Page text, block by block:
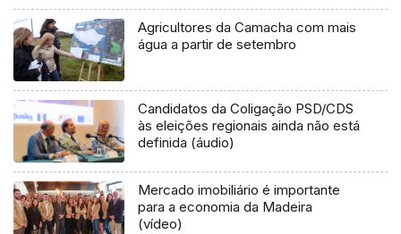
Agricultores da Camacha com mais
água a partir de setembro
Candidatos da Coligação PSD/CDS
às eleições regionais ainda não está
definida (áudio)
Mercado imobiliário é importante
para a economia da Madeira
(vídeo)